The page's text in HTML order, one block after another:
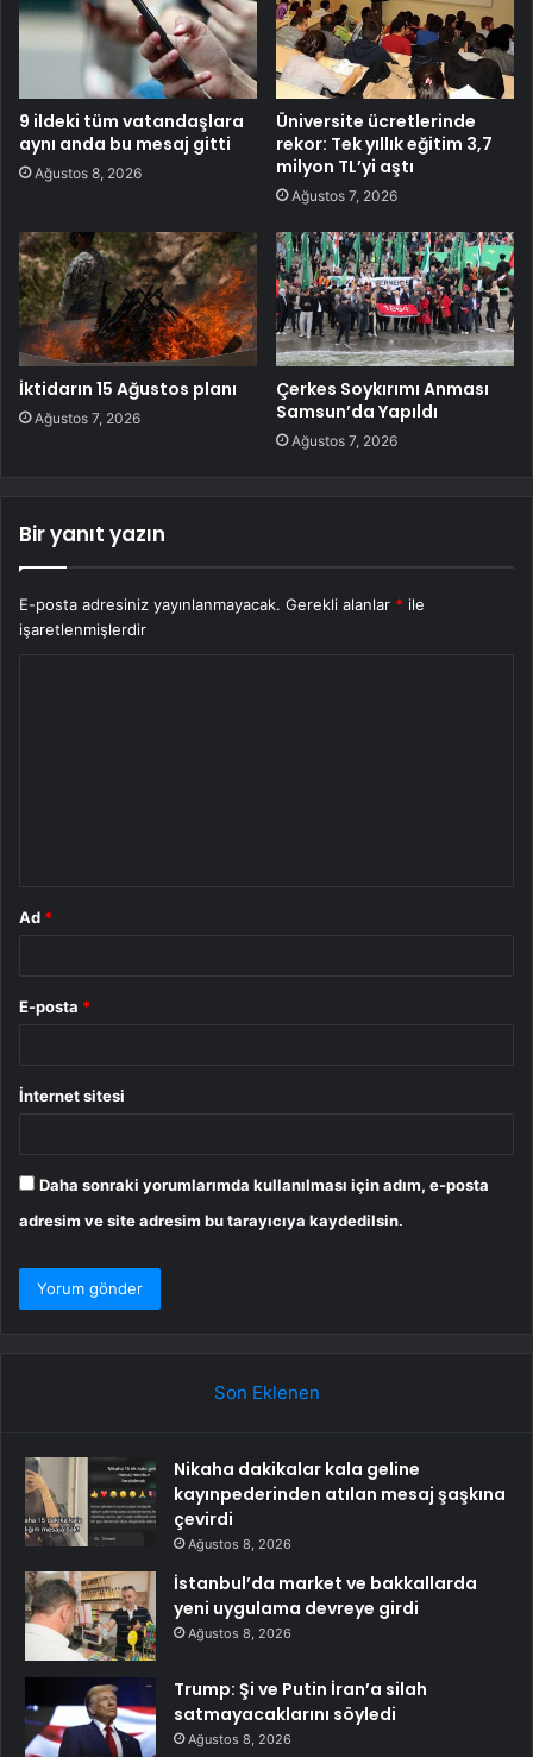
9 ildeki tüm vatandaşlara
aynı anda bu mesaj gitti
Ağustos 8, 2026
Üniversite ücretlerinde
rekor: Tek yıllık eğitim 3,7
milyon TL’yi aştı
Ağustos 7, 2026
İktidarın 15 Ağustos planı
Ağustos 7, 2026
Çerkes Soykırımı Anması
Samsun’da Yapıldı
Ağustos 7, 2026
Bir yanıt yazın
E-posta adresiniz yayınlanmayacak. Gerekli alanlar * ile
işaretlenmişlerdir
Ad *
E-posta *
İnternet sitesi
Daha sonraki yorumlarımda kullanılması için adım, e-posta
adresim ve site adresim bu tarayıcıya kaydedilsin.
Son Eklenen
Nikaha dakikalar kala geline
kayınpederinden atılan mesaj şaşkına
çevirdi
Ağustos 8, 2026
İstanbul’da market ve bakkallarda
yeni uygulama devreye girdi
Ağustos 8, 2026
Trump: Şi ve Putin İran’a silah
satmayacaklarını söyledi
Ağustos 8, 2026